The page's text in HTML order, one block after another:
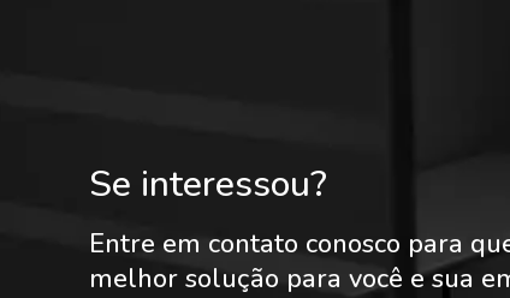
Se interessou?
Entre em contato conosco para
melhor solução para você e sua